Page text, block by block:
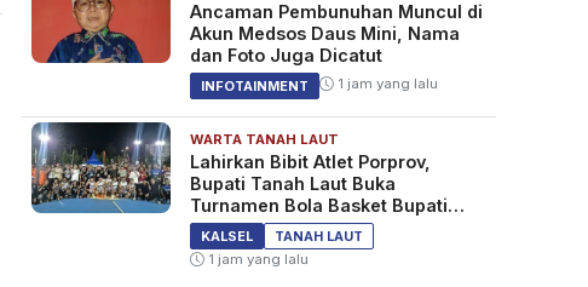
Ancaman Pembunuhan Muncul di
Akun Medsos Daus Mini, Nama
dan Foto Juga Dicatut
INFOTAINMENT 1 jam yang lalu
WARTA TANAH LAUT
Lahirkan Bibit Atlet Porprov,
Bupati Tanah Laut Buka
Turnamen Bola Basket Bupati
Cup 2026
KALSEL
TANAH LAUT
1 jam yang lalu